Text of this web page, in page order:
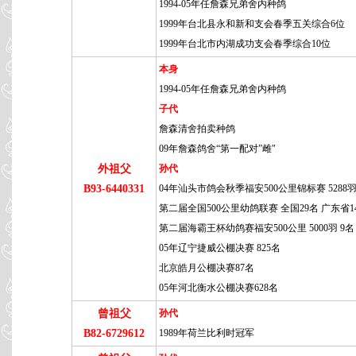
1994-05年任詹森兄弟舍内种鸽
1999年台北县永和新和支会春季五关综合6位
1999年台北市内湖成功支会春季综合10位
外祖父
B93-6440331
本身
1994-05年任詹森兄弟舍内种鸽
子代
詹森清舍拍卖种鸽
09年詹森鸽舍“第一配对”雌"
孙代
04年汕头市鸽会秋季福安500公里锦标赛 5288
第二届全国500公里幼鸽联赛 全国29名 广东省
第二届海霸王杯幼鸽赛福安500公里 5000羽 9名
05年辽宁捷威公棚决赛 825名
北京皓月公棚决赛87名
05年河北衡水公棚决赛628名
曾祖父
B82-6729612
孙代
1989年荷兰比利时冠军